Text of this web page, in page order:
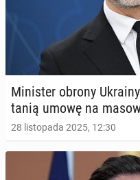
Mi­ni­ster obrony
ta­nią umowę na
28 listopada 2025, 12:30